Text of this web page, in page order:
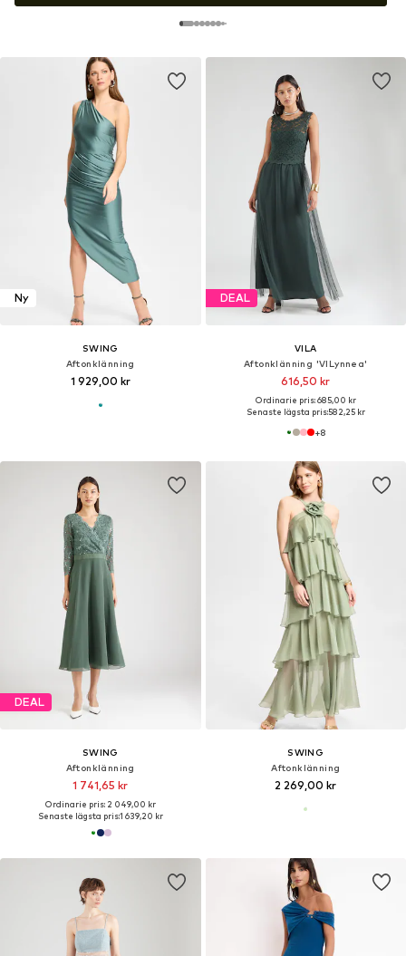
Ny
SWING
Aftonklänning
1 929,00 kr
DEAL
VILA
Aftonklänning 'VILynnea'
616,50 kr
Ordinarie pris: 685,00 kr
Senaste lägsta pris:582,25 kr
+8
DEAL
SWING
Aftonklänning
1 741,65 kr
Ordinarie pris: 2 049,00 kr
Senaste lägsta pris:1 639,20 kr
SWING
Aftonklänning
2 269,00 kr